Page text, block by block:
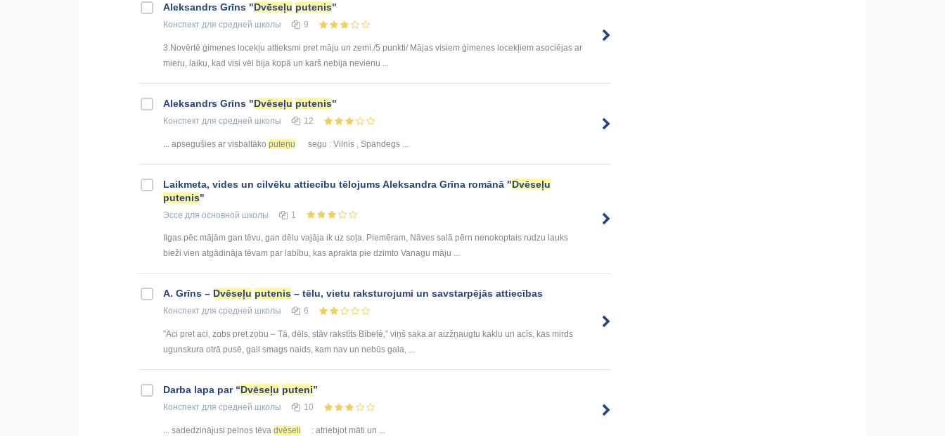
Aleksandrs Grīns "Dvēseļu putenis"
Конспект для средней школы 9
3.Novērtē ģimenes locekļu attieksmi pret māju un zemi./5 punkti/ Mājas visiem ģimenes locekļiem asociējas ar
mieru, laiku, kad visi vēl bija kopā un karš nebija nevienu ...
Aleksandrs Grīns "Dvēseļu putenis"
Конспект для средней школы 12
... apsegušies ar visbaltāko puteņu segu : Vilnis , Spandegs ...
Laikmeta, vides un cilvēku attiecību tēlojums Aleksandra Grīna romānā "Dvēseļu
putenis"
Эссе для основной школы 1
Ilgas pēc mājām gan tēvu, gan dēlu vajāja ik uz soļa. Piemēram, Nāves salā pērn nenokoptais rudzu lauks
bieži vien atgādināja tēvam par labību, kas aprakta pie dzimto Vanagu māju ...
A. Grīns – Dvēseļu putenis – tēlu, vietu raksturojumi un savstarpējās attiecības
Конспект для средней школы 6
”Aci pret aci, zobs pret zobu – Tā, dēls, stāv rakstīts Bībelē,” viņš saka ar aizžņaugtu kaklu un acīs, kas mirds
ugunskura otrā pusē, gail smags naids, kam nav un nebūs gala, ...
Darba lapa par “Dvēseļu puteni”
Конспект для средней школы 10
... sadedzinājusi pelnos tēva dvēseli : atriebjot māti un ...